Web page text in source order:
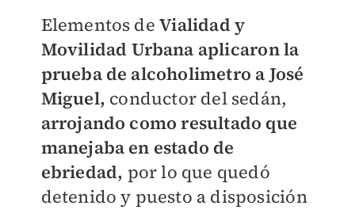
Elementos deVialidad y
Movilidad Urbana aplicaron la
prueba de alcoholimetro a José
Miguel, conductor del sedán,
arrojando como resultado que
manejaba en estado de
ebriedad, por lo que quedó
detenido y puesto a disposición